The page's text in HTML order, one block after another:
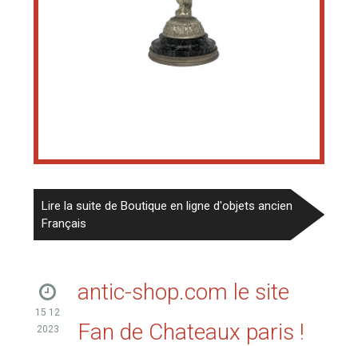
Lire la suite de Boutique en ligne d'objets ancien
Français
15 12
2023
antic-shop.com le site
Fan de Chateaux paris !